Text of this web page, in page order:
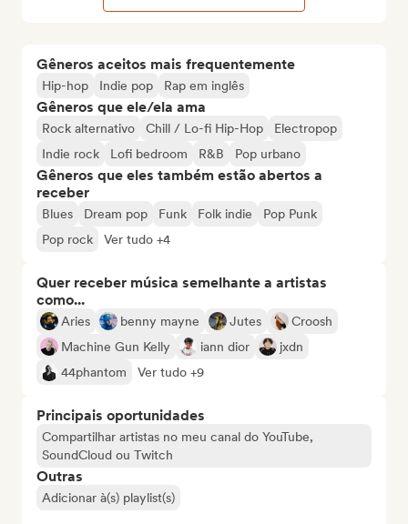
Gêneros aceitos mais frequentemente
Hip-hop Indie pop Rap em inglês
Gêneros que ele/ela ama
Rock alternativo Chill / Lo-fi Hip-Hop
Electropop
Indie rock
Lofi bedroom R&B Pop urbano
Gêneros que eles também estão abertos a
receber
Blues Dream pop Funk Folk indie
Pop Punk
Pop rock
Ver tudo +4
Quer receber música semelhante a artistas
como...
Aries benny mayne Jutes
Croosh
Machine Gun Kelly
iann dior
jxdn
44phantom
Ver tudo +9
Principais oportunidades
Compartilhar artistas no meu canal do YouTube,
SoundCloud ou Twitch
Outras
Adicionar à(s) playlist(s)